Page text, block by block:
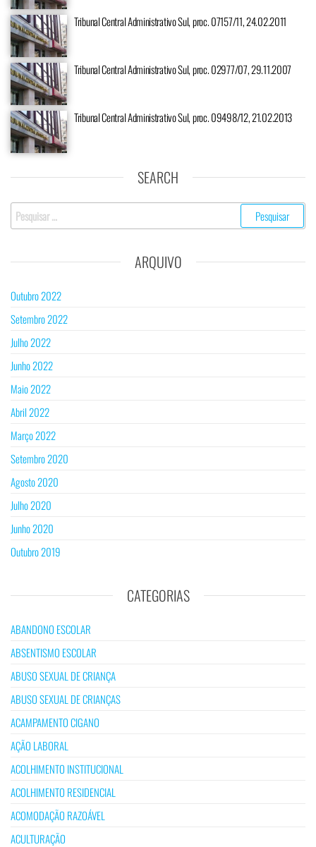
Tribunal Central Administrativo Sul, proc. 07157/11, 24.02.2011
Tribunal Central Administrativo Sul, proc. 02977/07, 29.11.2007
Tribunal Central Administrativo Sul, proc. 09498/12, 21.02.2013
SEARCH
ARQUIVO
Outubro 2022
Setembro 2022
Julho 2022
Junho 2022
Maio 2022
Abril 2022
Março 2022
Setembro 2020
Agosto 2020
Julho 2020
Junho 2020
Outubro 2019
CATEGORIAS
ABANDONO ESCOLAR
ABSENTISMO ESCOLAR
ABUSO SEXUAL DE CRIANÇA
ABUSO SEXUAL DE CRIANÇAS
ACAMPAMENTO CIGANO
AÇÃO LABORAL
ACOLHIMENTO INSTITUCIONAL
ACOLHIMENTO RESIDENCIAL
ACOMODAÇÃO RAZOÁVEL
ACULTURAÇÃO